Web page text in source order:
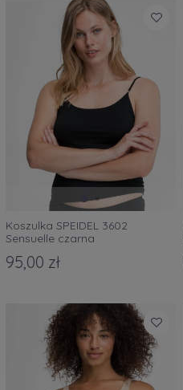
Koszulka SPEIDEL 3602
Sensuelle czarna
95,00 zł